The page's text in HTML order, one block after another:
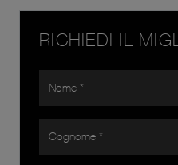
RICHIEDI IL